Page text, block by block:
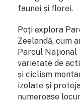
faunei și florei.
Poți explora
Zeelandă, cum
Parcul Național
varietate de
și ciclism
izolate și
numeroase